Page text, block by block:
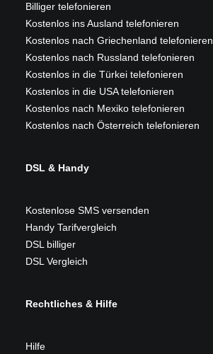
Billiger telefonieren
Kostenlos ins Ausland telefonieren
Kostenlos nach Griechenland telefonieren
Kostenlos nach Russland telefonieren
Kostenlos in die Türkei telefonieren
Kostenlos in die USA telefonieren
Kostenlos nach Mexiko telefonieren
Kostenlos nach Österreich telefonieren
DSL & Handy
Kostenlose SMS versenden
Handy Tarifvergleich
DSL billiger
DSL Vergleich
Rechtliches & Hilfe
Hilfe